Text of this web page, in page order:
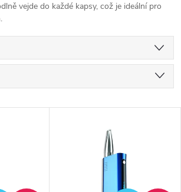
vejde do každé kapsy, což je ideální pro